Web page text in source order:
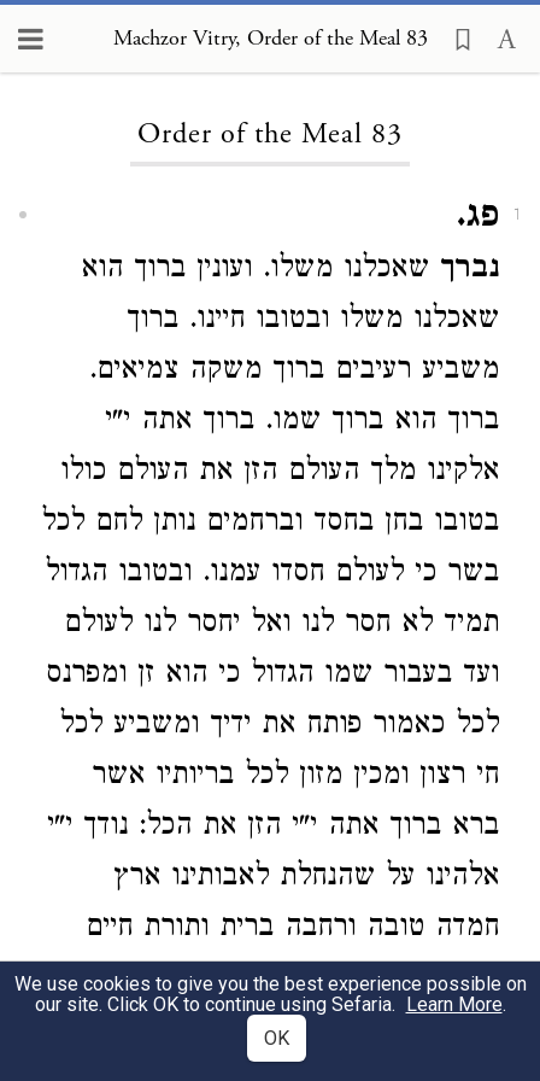
Machzor Vitry, Order of the Meal 83
Order of the Meal 83
1 פג.
נברך שאכלנו משלו. ועונין ברוך הוא
שאכלנו משלו ובטובו חיינו. ברוך
משביע רעיבים ברוך משקה צמיאים.
ברוך הוא ברוך שמו. ברוך אתה י"י
אלקינו מלך העולם הזן את העולם כולו
בטובו בחן בחסד וברחמים נותן לחם לכל
בשר כי לעולם חסדו עמנו. ובטובו הגדול
תמיד לא חסר לנו ואל יחסר לנו לעולם
ועד בעבור שמו הגדול כי הוא זן ומפרנס
לכל כאמור פותח את ידיך ומשביע לכל
חי רצון ומכין מזון לכל בריותיו אשר
ברא ברוך אתה י"י הזן את הכל: נודך י"י
אלהינו על שהנחלת לאבותינו ארץ
חמדה טובה ורחבה ברית ותורת חיים
ומזון על שהוצאתנו מארץ מצרים
ופדיתנו מבית עבדים על בריתך שחתמת
We use cookies to give you the best experience possible on
our site. Click OK to continue using Sefaria. Learn More.
OK